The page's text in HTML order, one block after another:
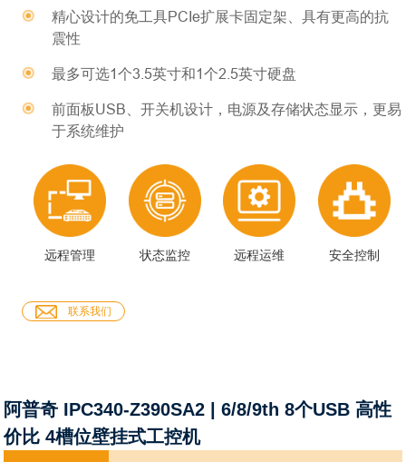
精心设计的免工具PCIe扩展卡固定架、具有更高的抗
震性
最多可选1个3.5英寸和1个2.5英寸硬盘
前⾯板USB、开关机设计，电源及存储状态显⽰，更易
于系统维护
远程管理 状态监控 远程运维 安全控制
联系我们
阿普奇 IPC340-Z390SA2 | 6/8/9th 8个USB 高性
价比 4槽位壁挂式工控机